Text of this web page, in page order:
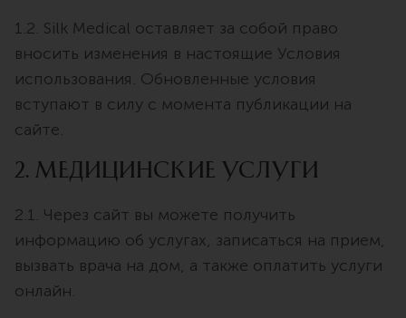
1.2. Silk Medical оставляет за собой право
вносить изменения в настоящие Условия
использования. Обновленные условия
вступают в силу с момента публикации на
сайте.
2. Медицинские услуги
2.1. Через сайт вы можете получить
информацию об услугах, записаться на прием,
вызвать врача на дом, а также оплатить услуги
онлайн.